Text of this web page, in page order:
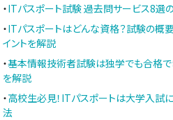
・ITパスポート試験 過去問サービス8選
・ITパスポートはどんな資格？試験の概
イントを解説
・基本情報技術者試験は独学でも合格で
を解説
・高校生必見！ITパスポートは大学入試
法